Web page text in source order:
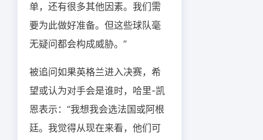
单，还有很多其他因素。我们需
要为此做好准备。但这些球队毫
无疑问都会构成威胁。”
被追问如果英格兰进入决赛，希
望或认为对手会是谁时，哈里-凯
恩表示：“我想我会选法国或阿根
廷。我觉得从现在来看，他们可